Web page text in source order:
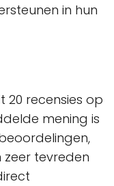
in hun
20 recensies op
mening is
tevreden